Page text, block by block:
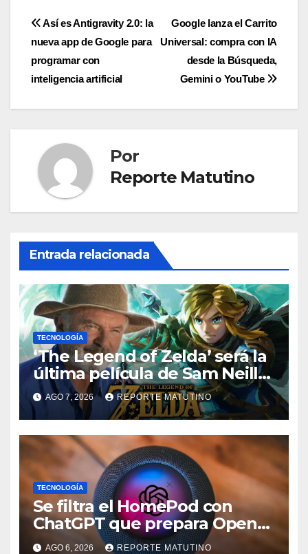
Navegación
de
entradas
Google lanza el Carrito
Universal: compra con IA
desde la Búsqueda,
Gemini o YouTube
Así es Antigravity 2.0: la
nueva app de Google para
programar con
inteligencia artificial
Por
Reporte Matutino
Entrada relacionada
TECNOLOGÍA
‘The Legend of Zelda’ será la
última película de Sam Neill…
que ya tiene villano
confirmado
AGO 7, 2026 REPORTE MATUTINO
TECNOLOGÍA
Se filtra el HomePod con
ChatGPT que prepara OpenAI
y su diseño es una locura
AGO 6, 2026 REPORTE MATUTINO